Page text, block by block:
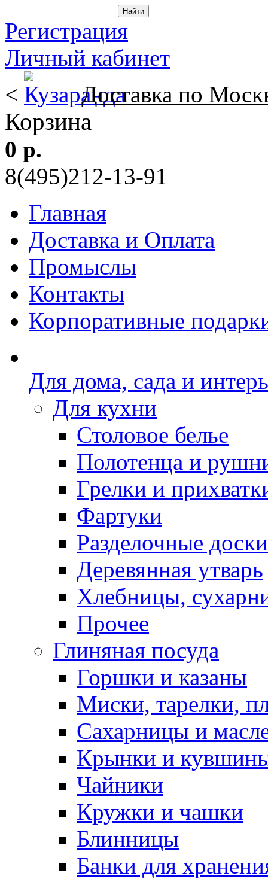
Регистрация
Личный кабинет
<
Доставка по
Корзина
0 р.
8(495)212-13-91
Главная
Доставка и Оплата
Промыслы
Контакты
Корпоративные
Для дома, сада и
Для кухни
Столовое белье
Полотенца и
Грелки и
Фартуки
Разделочные доски
Деревянная утварь
Хлебницы,
Прочее
Глиняная посуда
Горшки и казаны
Миски, тарелки,
Сахарницы и
Крынки и
Чайники
Кружки и чашки
Блинницы
Банки для